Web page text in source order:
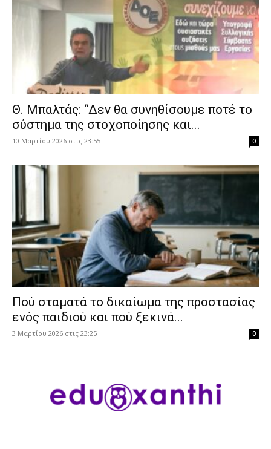
Θ. Μπαλτάς: “Δεν θα συνηθίσουμε ποτέ το
σύστημα της στοχοποίησης και...
10 Μαρτίου 2026 στις 23:55 0
Πού σταματά το δικαίωμα της προστασίας
ενός παιδιού και πού ξεκινά...
3 Μαρτίου 2026 στις 23:25 0